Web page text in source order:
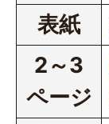
表紙
2～3
ページ